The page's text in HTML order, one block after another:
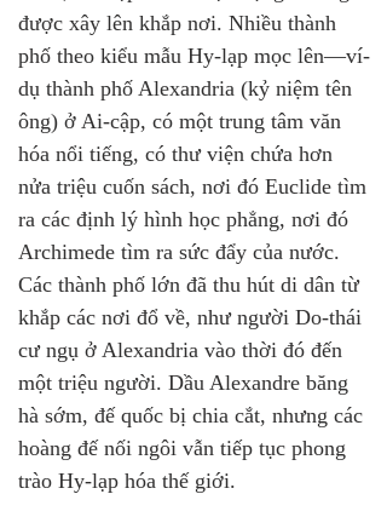
được xây lên khắp nơi. Nhiều thành
phố theo kiểu mẫu Hy-lạp mọc lên—ví-
dụ thành phố Alexandria (kỷ niệm tên
ông) ở Ai-cập, có một trung tâm văn
hóa nổi tiếng, có thư viện chứa hơn
nửa triệu cuốn sách, nơi đó Euclide tìm
ra các định lý hình học phẳng, nơi đó
Archimede tìm ra sức đẩy của nước.
Các thành phố lớn đã thu hút di dân từ
khắp các nơi đổ về, như người Do-thái
cư ngụ ở Alexandria vào thời đó đến
một triệu người. Dầu Alexandre băng
hà sớm, đế quốc bị chia cắt, nhưng các
hoàng đế nối ngôi vẫn tiếp tục phong
trào Hy-lạp hóa thế giới.